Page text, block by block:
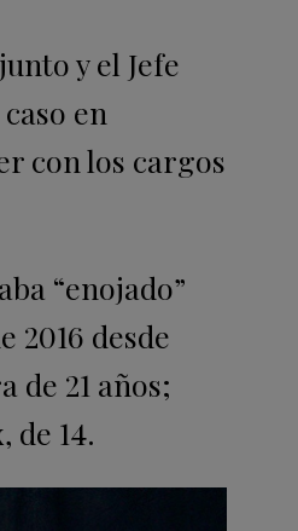
y el Jefe
en
con los cargos
“enojado”
2016 desde
de 21 años;
de 14.